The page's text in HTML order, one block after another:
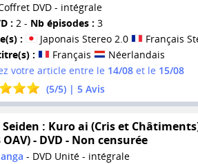
DVD - intégrale
: 2 - Nb épisodes : 3
:
Japonais Stereo 2.0
Français
:
Français
Néerlandais
votre article entre le 14/08et le 15/08
(5/5) | 5Avis
: Kuro ai (Cris et
OAV) - DVD - Non censurée
- DVD Unité - intégrale